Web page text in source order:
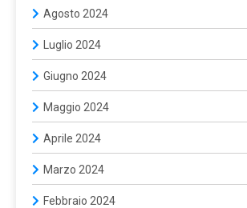
Agosto 2024
Luglio 2024
Giugno 2024
Maggio 2024
Aprile 2024
Marzo 2024
Febbraio 2024